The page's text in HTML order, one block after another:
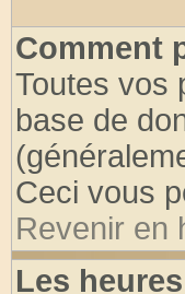
Comment
Toutes vos
base de
Ceci vous
Revenir en
Les